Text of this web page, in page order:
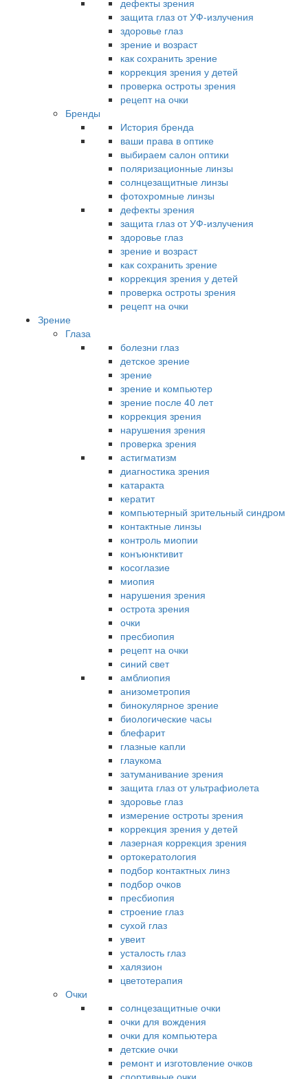
дефекты зрения
защита глаз от УФ-излучения
здоровье глаз
зрение и возраст
как сохранить зрение
коррекция зрения у детей
проверка остроты зрения
рецепт на очки
Бренды
История бренда
ваши права в оптике
выбираем салон оптики
поляризационные линзы
солнцезащитные линзы
фотохромные линзы
дефекты зрения
защита глаз от УФ-излучения
здоровье глаз
зрение и возраст
как сохранить зрение
коррекция зрения у детей
проверка остроты зрения
рецепт на очки
Зрение
Глаза
болезни глаз
детское зрение
зрение
зрение и компьютер
зрение после 40 лет
коррекция зрения
нарушения зрения
проверка зрения
астигматизм
диагностика зрения
катаракта
кератит
компьютерный зрительный синдром
контактные линзы
контроль миопии
конъюнктивит
косоглазие
миопия
нарушения зрения
острота зрения
очки
пресбиопия
рецепт на очки
синий свет
амблиопия
анизометропия
бинокулярное зрение
биологические часы
блефарит
глазные капли
глаукома
затуманивание зрения
защита глаз от ультрафиолета
здоровье глаз
измерение остроты зрения
коррекция зрения у детей
лазерная коррекция зрения
ортокератология
подбор контактных линз
подбор очков
пресбиопия
строение глаз
сухой глаз
увеит
усталость глаз
халязион
цветотерапия
Очки
солнцезащитные очки
очки для вождения
очки для компьютера
детские очки
ремонт и изготовление очков